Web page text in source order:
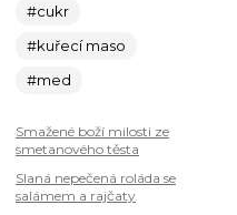
#cukr
#kuřecí maso
#med
Smažené boží milosti ze
smetanového těsta
Slaná nepečená roláda se
salámem a rajčaty